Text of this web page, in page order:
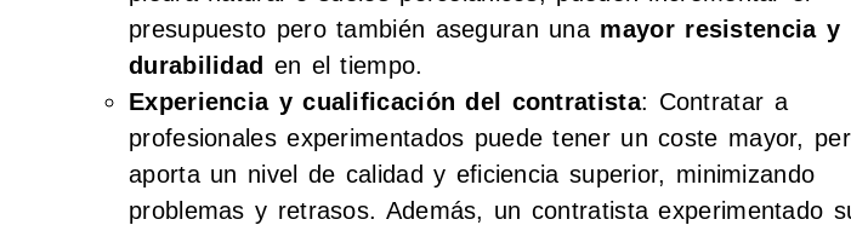
presupuesto pero también aseguran una mayor resistencia y
durabilidad en el tiempo.
Experiencia y cualificación del contratista: Contratar a
profesionales experimentados puede tener un coste mayor,
aporta un nivel de calidad y eficiencia superior, minimizando
problemas y retrasos. Además, un contratista experimentado